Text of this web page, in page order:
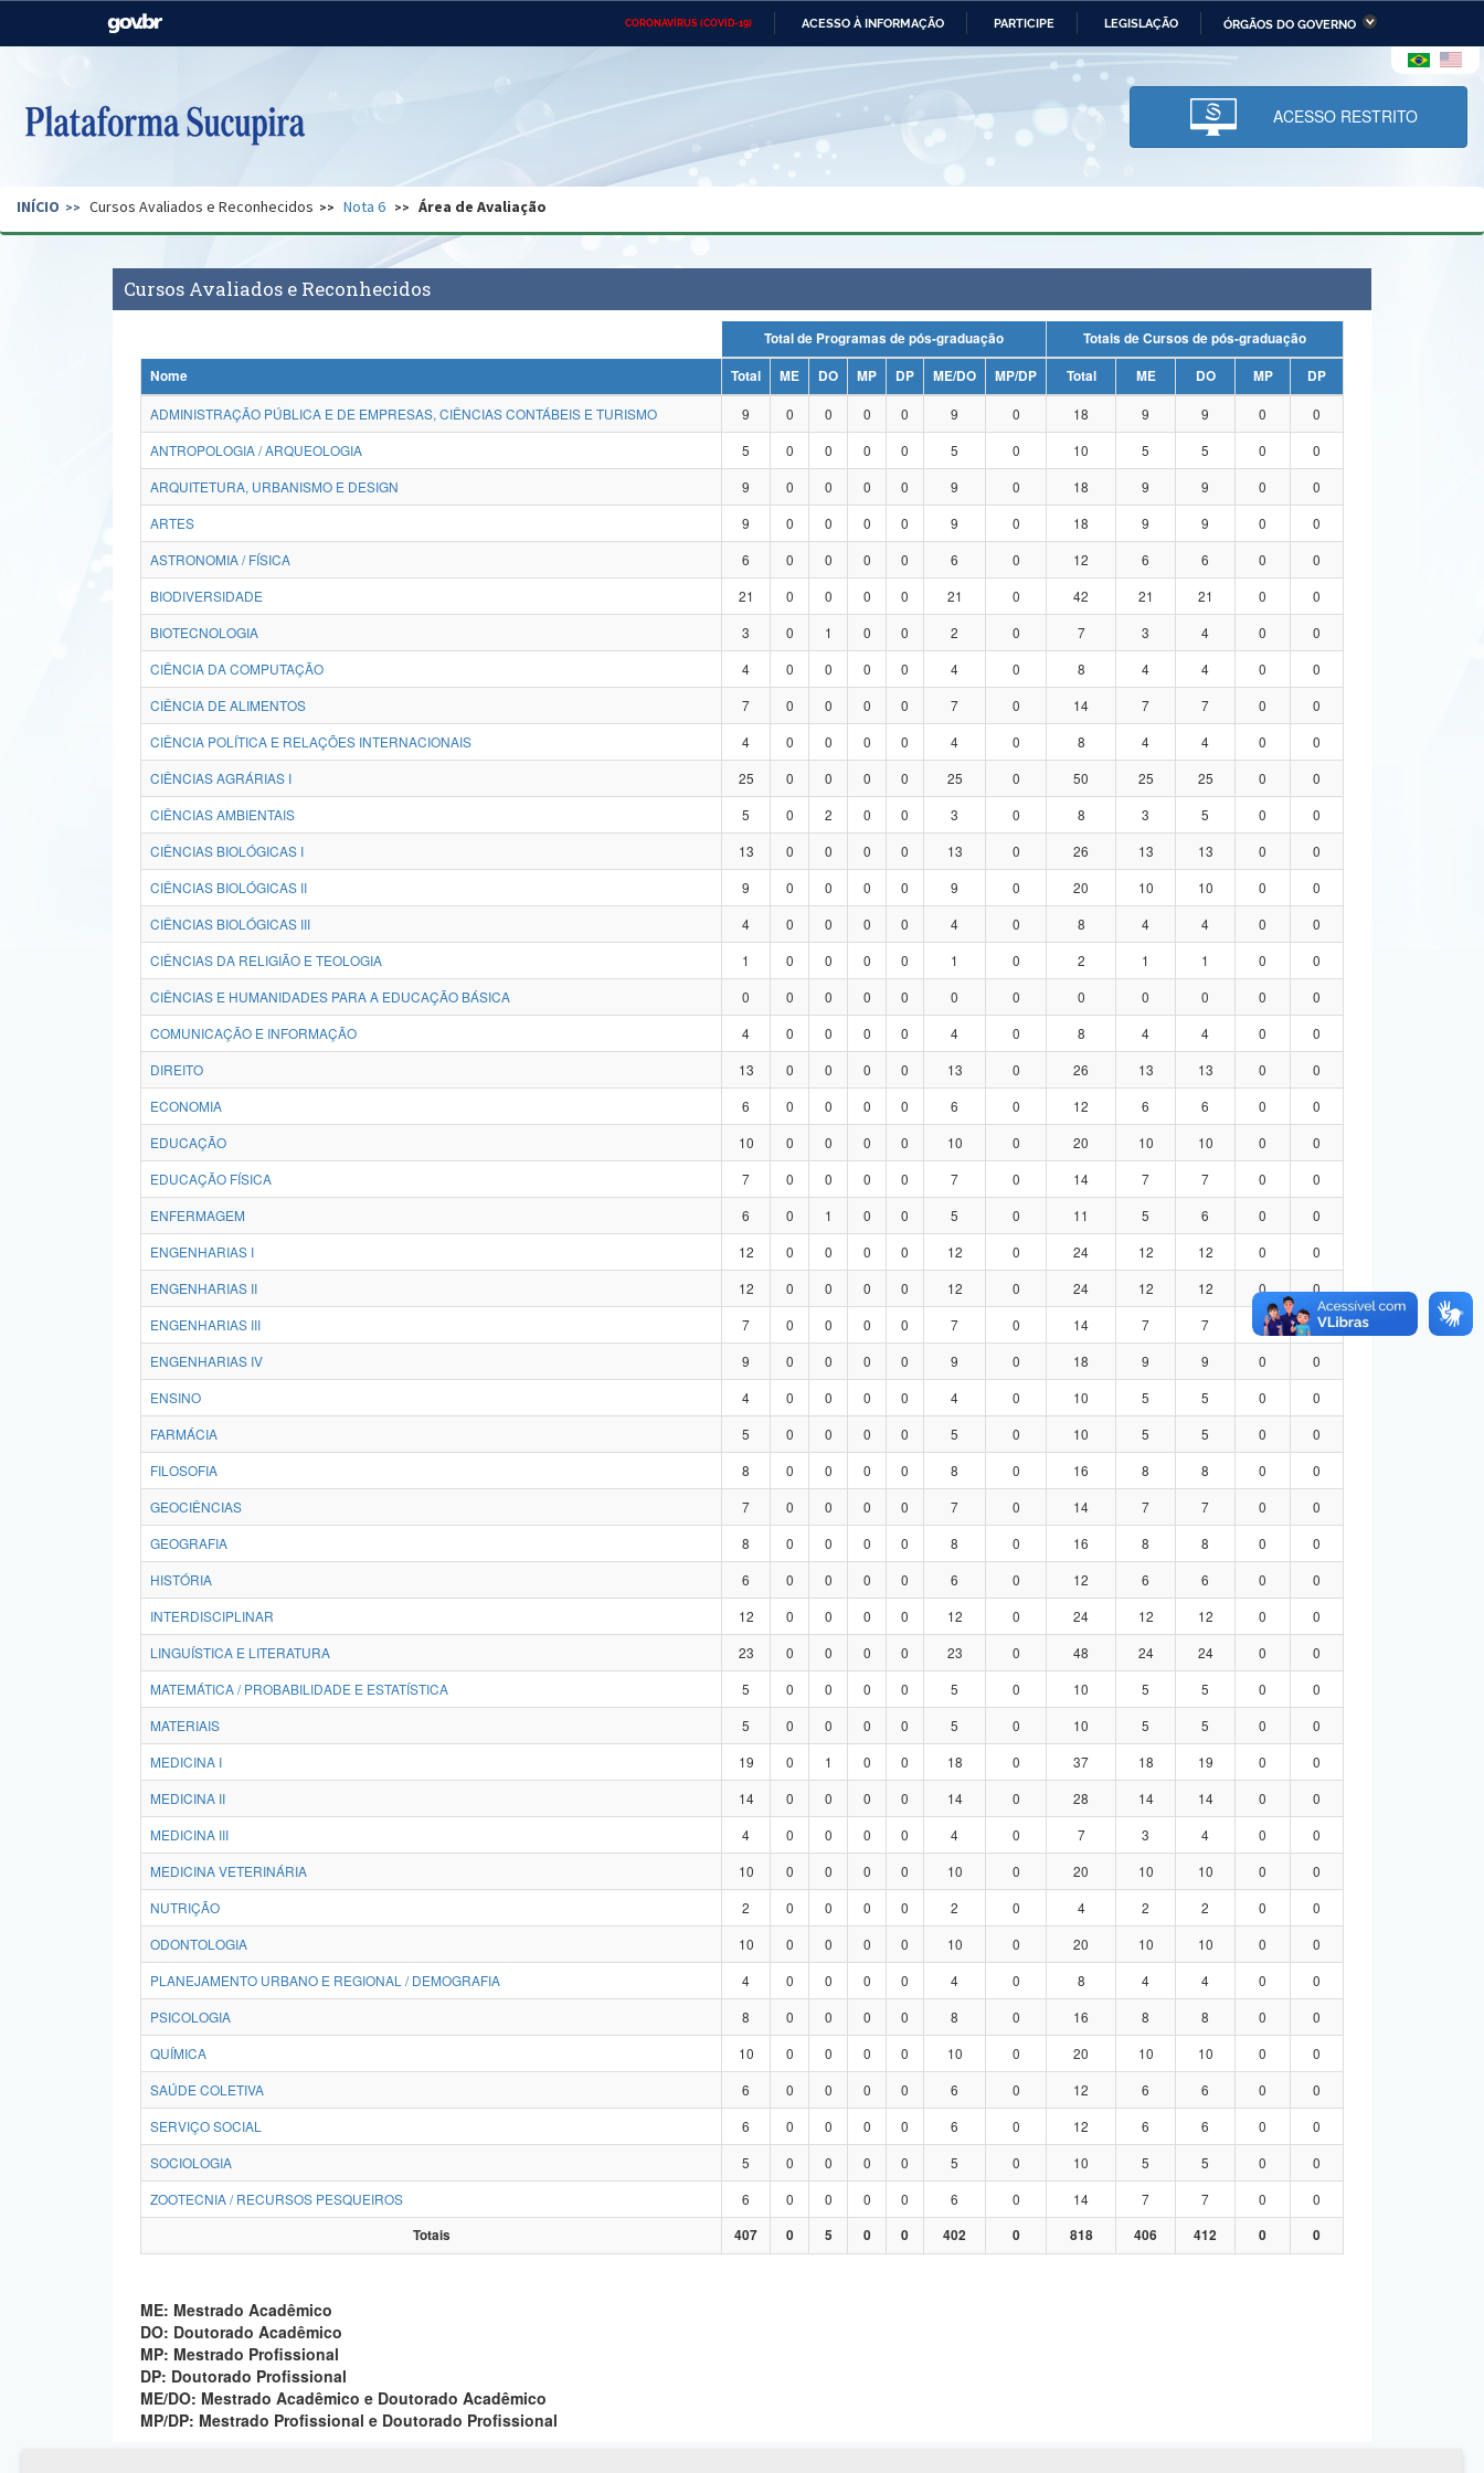
CORONAVÍRUS (COVID-19) ACESSO À INFORMAÇÃO PARTICIPE LEGISLAÇÃO ÓRGÃOS DO GOVERNO
Casa Civil Ministério das Relações Ministério da Economia Ministério da Infraestrutura
Pecuária e Abastecimento
Ministério da Ciência,
Tecnologia, Inovações e
Comunicações
Ministério do Desenvolvimento
Regional e dos Direitos Humanos
Secretaria de Governo Gabinete de Segurança Advocacia-Geral da União Banco Central do Brasil Planalto
ACESSO RESTRITO
INÍCIO Cursos Avaliados e Reconhecidos Nota 6 Área de Avaliação
Cursos Avaliados e Reconhecidos
Total de Programas de pós-graduação
Totais de Cursos de pós-graduação
Nome
Total ME DO MP DP ME/DO MP/DP Total ME DO MP
DP
ADMINISTRAÇÃO PÚBLICA E DE EMPRESAS, CIÊNCIAS CONTÁBEIS E TURISMO
9 0 0 0 0 9 0 18 9 9 0
0
ANTROPOLOGIA / ARQUEOLOGIA
5 0 0 0 0 5 0 10 5 5 0
0
ARQUITETURA, URBANISMO E DESIGN
9 0 0 0 0 9 0 18 9 9 0
0
ARTES
9 0 0 0 0 9 0 18 9 9 0
0
ASTRONOMIA / FÍSICA
6 0 0 0 0 6 0 12 6 6 0
0
BIODIVERSIDADE
21 0 0 0 0 21 0 42 21 21 0
0
BIOTECNOLOGIA
3 0 1 0 0 2 0 7 3 4 0
0
CIÊNCIA DA COMPUTAÇÃO
4 0 0 0 0 4 0 8 4 4 0
0
CIÊNCIA DE ALIMENTOS
7 0 0 0 0 7 0 14 7 7 0
0
CIÊNCIA POLÍTICA E RELAÇÕES INTERNACIONAIS
4 0 0 0 0 4 0 8 4 4 0
0
CIÊNCIAS AGRÁRIAS I
25 0 0 0 0 25 0 50 25 25 0
0
CIÊNCIAS AMBIENTAIS
5 0 2 0 0 3 0 8 3 5 0
0
CIÊNCIAS BIOLÓGICAS I
13 0 0 0 0 13 0 26 13 13 0
0
CIÊNCIAS BIOLÓGICAS II
9 0 0 0 0 9 0 20 10 10 0
0
CIÊNCIAS BIOLÓGICAS III
4 0 0 0 0 4 0 8 4 4 0
0
CIÊNCIAS DA RELIGIÃO E TEOLOGIA
1 0 0 0 0 1 0 2 1 1 0
0
CIÊNCIAS E HUMANIDADES PARA A EDUCAÇÃO BÁSICA
0 0 0 0 0 0 0 0 0 0 0
0
COMUNICAÇÃO E INFORMAÇÃO
4 0 0 0 0 4 0 8 4 4 0
0
DIREITO
13 0 0 0 0 13 0 26 13 13 0
0
ECONOMIA
6 0 0 0 0 6 0 12 6 6 0
0
EDUCAÇÃO
10 0 0 0 0 10 0 20 10 10 0
0
EDUCAÇÃO FÍSICA
7 0 0 0 0 7 0 14 7 7 0
0
ENFERMAGEM
6 0 1 0 0 5 0 11 5 6 0
0
ENGENHARIAS I
12 0 0 0 0 12 0 24 12 12 0
0
ENGENHARIAS II
12 0 0 0 0 12 0 24 12 12 0
0
ENGENHARIAS III
7 0 0 0 0 7 0 14 7 7 0
0
ENGENHARIAS IV
9 0 0 0 0 9 0 18 9 9 0
0
ENSINO
4 0 0 0 0 4 0 10 5 5 0
0
FARMÁCIA
5 0 0 0 0 5 0 10 5 5 0
0
FILOSOFIA
8 0 0 0 0 8 0 16 8 8 0
0
GEOCIÊNCIAS
7 0 0 0 0 7 0 14 7 7 0
0
GEOGRAFIA
8 0 0 0 0 8 0 16 8 8 0
0
HISTÓRIA
6 0 0 0 0 6 0 12 6 6 0
0
INTERDISCIPLINAR
12 0 0 0 0 12 0 24 12 12 0
0
LINGUÍSTICA E LITERATURA
23 0 0 0 0 23 0 48 24 24 0
0
MATEMÁTICA / PROBABILIDADE E ESTATÍSTICA
5 0 0 0 0 5 0 10 5 5 0
0
MATERIAIS
5 0 0 0 0 5 0 10 5 5 0
0
MEDICINA I
19 0 1 0 0 18 0 37 18 19 0
0
MEDICINA II
14 0 0 0 0 14 0 28 14 14 0
0
MEDICINA III
4 0 0 0 0 4 0 7 3 4 0
0
MEDICINA VETERINÁRIA
10 0 0 0 0 10 0 20 10 10 0
0
NUTRIÇÃO
2 0 0 0 0 2 0 4 2 2 0
0
ODONTOLOGIA
10 0 0 0 0 10 0 20 10 10 0
0
PLANEJAMENTO URBANO E REGIONAL / DEMOGRAFIA
4 0 0 0 0 4 0 8 4 4 0
0
PSICOLOGIA
8 0 0 0 0 8 0 16 8 8 0
0
QUÍMICA
10 0 0 0 0 10 0 20 10 10 0
0
SAÚDE COLETIVA
6 0 0 0 0 6 0 12 6 6 0
0
SERVIÇO SOCIAL
6 0 0 0 0 6 0 12 6 6 0
0
SOCIOLOGIA
5 0 0 0 0 5 0 10 5 5 0
0
ZOOTECNIA / RECURSOS PESQUEIROS
6 0 0 0 0 6 0 14 7 7 0
0
Totais
407 0 5 0 0 402 0 818 406 412 0 0
ME: Mestrado Acadêmico
DO: Doutorado Acadêmico
MP: Mestrado Profissional
DP: Doutorado Profissional
ME/DO: Mestrado Acadêmico e Doutorado Acadêmico
MP/DP: Mestrado Profissional e Doutorado Profissional